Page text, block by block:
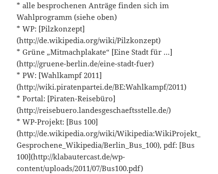
* alle besprochenen Anträge finden sich im
Wahlprogramm (siehe oben)
* WP: [Pilzkonzept]
(http://de.wikipedia.org/wiki/Pilzkonzept)
* Grüne „Mitmachplakate“ [Eine Stadt für …]
(http://gruene-berlin.de/eine-stadt-fuer)
* PW: [Wahlkampf 2011]
(http://wiki.piratenpartei.de/BE:Wahlkampf/2011)
* Portal: [Piraten-Reisebüro]
(http://reisebuero.landesgeschaeftsstelle.de/)
* WP-Projekt: [Bus 100]
(http://de.wikipedia.org/wiki/Wikipedia:WikiProjekt_
Gesprochene_Wikipedia/Berlin_Bus_100), pdf: [Bus
100](http://klabautercast.de/wp-
content/uploads/2011/07/Bus100.pdf)